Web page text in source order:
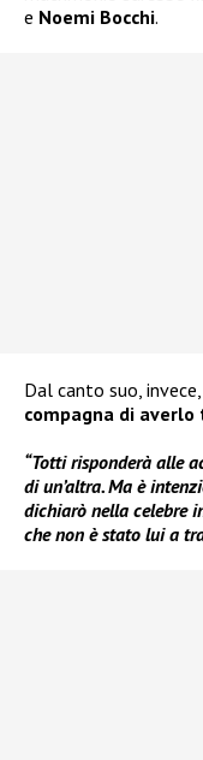
e Noemi Bocchi.
Dal canto suo, invece,
compagna di
“Totti risponderà alle
di un’altra. Ma è
dichiarò nella celebre
che non è stato lui a